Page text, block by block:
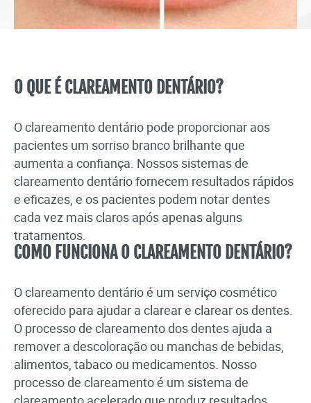
O QUE É CLAREAMENTO DENTÁRIO?
O clareamento dentário pode proporcionar aos
pacientes um sorriso branco brilhante que
aumenta a confiança. Nossos sistemas de
clareamento dentário fornecem resultados rápidos
e eficazes, e os pacientes podem notar dentes
cada vez mais claros após apenas alguns
tratamentos.
COMO FUNCIONA O CLAREAMENTO DENTÁRIO?
O clareamento dentário é um serviço cosmético
oferecido para ajudar a clarear e clarear os dentes.
O processo de clareamento dos dentes ajuda a
remover a descoloração ou manchas de bebidas,
alimentos, tabaco ou medicamentos. Nosso
processo de clareamento é um sistema de